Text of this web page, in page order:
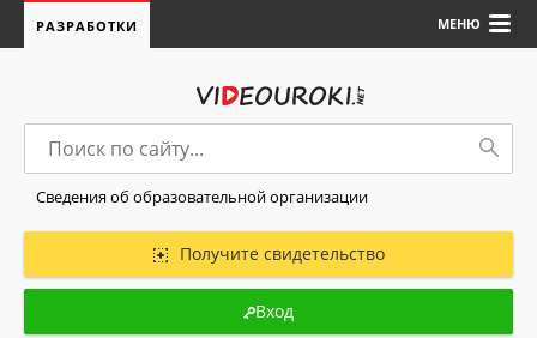
МЕНЮ
РАЗРАБОТКИ
Сведения об образовательной организации
Получите свидетельство
Вход